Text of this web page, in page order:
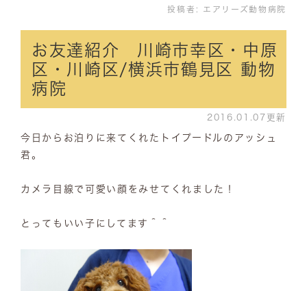
投稿者: エアリーズ動物病院
お友達紹介 川崎市幸区・中原
区・川崎区/横浜市鶴見区 動物
病院
2016.01.07更新
今日からお泊りに来てくれたトイプードルのアッシュ
君。
カメラ目線で可愛い顔をみせてくれました！
とってもいい子にしてます＾＾